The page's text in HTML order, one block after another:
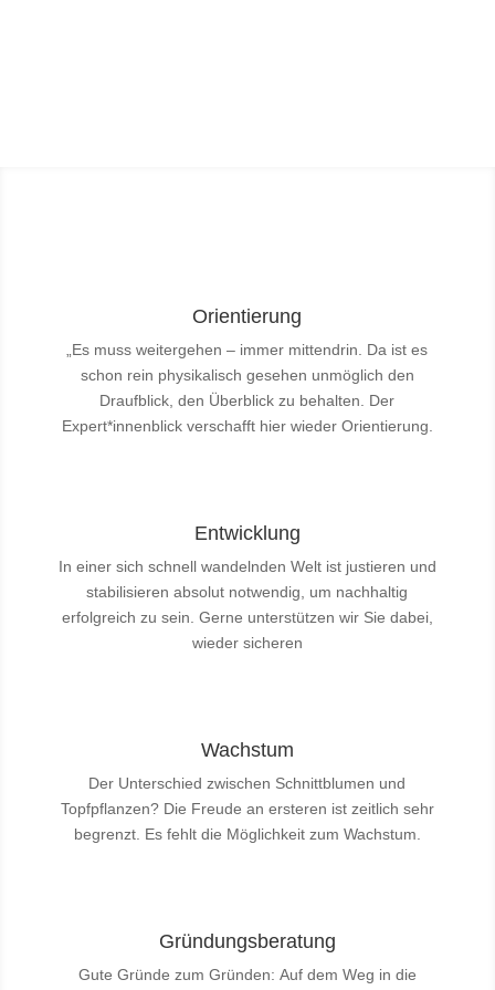
Orientierung
„Es muss weitergehen – immer mittendrin. Da ist es
schon rein physikalisch gesehen unmöglich den
Draufblick, den Überblick zu behalten. Der
Expert*innenblick verschafft hier wieder Orientierung.
Entwicklung
In einer sich schnell wandelnden Welt ist justieren und
stabilisieren absolut notwendig, um nachhaltig
erfolgreich zu sein. Gerne unterstützen wir Sie dabei,
wieder sicheren
Wachstum
Der Unterschied zwischen Schnittblumen und
Topfpflanzen? Die Freude an ersteren ist zeitlich sehr
begrenzt. Es fehlt die Möglichkeit zum Wachstum.
Gründungsberatung
Gute Gründe zum Gründen: Auf dem Weg in die